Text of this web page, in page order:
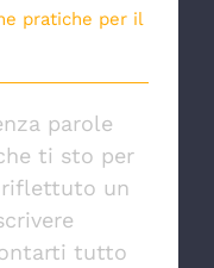
pratiche per il
parole
ti sto per
riflettuto un
tutto